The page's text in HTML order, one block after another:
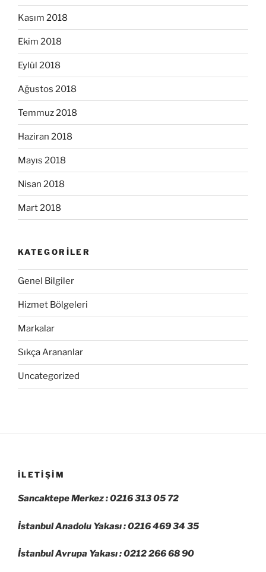
Kasım 2018
Ekim 2018
Eylül 2018
Ağustos 2018
Temmuz 2018
Haziran 2018
Mayıs 2018
Nisan 2018
Mart 2018
KATEGORILER
Genel Bilgiler
Hizmet Bölgeleri
Markalar
Sıkça Arananlar
Uncategorized
İLETIŞIM
Sancaktepe Merkez : 0216 313 05 72
İstanbul Anadolu Yakası : 0216 469 34 35
İstanbul Avrupa Yakası : 0212 266 68 90